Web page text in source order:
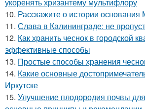
10. Расскажите о истории основания
11. Слава в Калининграде: не
12. Как хранить чеснок в городской
эффективные способы
13. Простые способы хранения
14. Какие основные
Иркутске
15. Улучшение плодородия почвы